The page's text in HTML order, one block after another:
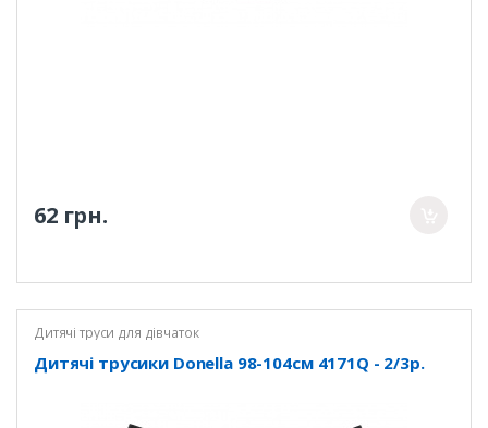
62 грн.
Дитячі труси для дівчаток
Дитячі трусики Donella 98-104см 4171Q - 2/3р.